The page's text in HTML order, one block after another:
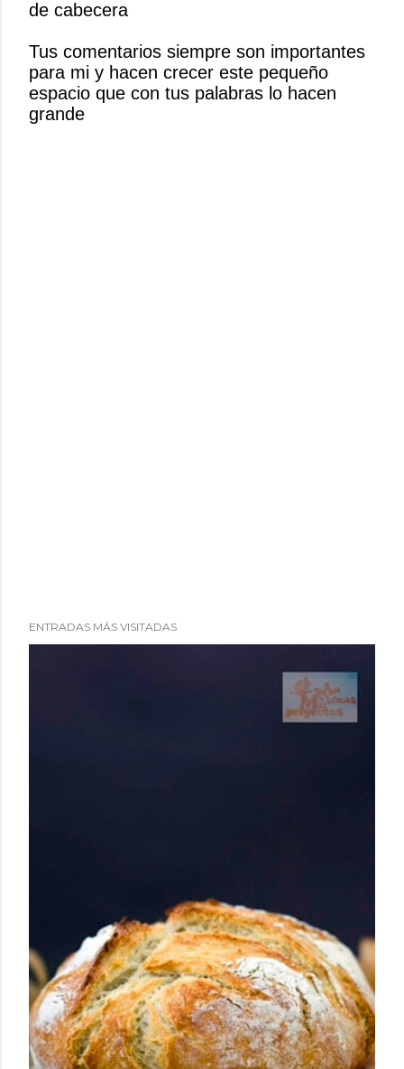
a
u
n
c
o
de cabecera
Tus comentarios siempre son importantes
para mi y hacen crecer este pequeño
espacio que con tus palabras lo hacen
grande
ENTRADAS MÁS VISITADAS